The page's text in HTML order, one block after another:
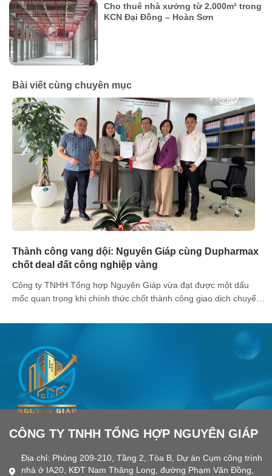
Cho thuê nhà xưởng từ 2.000m² trong
KCN Đại Đồng – Hoàn Sơn
Bài viết cùng chuyên mục
Thành công vang dội: Nguyên Giáp cùng Dupharmax
chốt deal đất công nghiệp vàng
Công ty TNHH Tổng hợp Nguyên Giáp vừa đạt được một dấu
mốc quan trọng khi chính thức chốt thành công giao dịch chuyển
TNHH Dược phẩm Dupharmax. Với thương vụ này, Dupharmax
CÔNG TY TNHH TỔNG HỢP NGUYÊN GIÁP
Địa chỉ: Phòng 209-210, Tầng 2, Tòa B, Dự án Cụm công trình
nhà ở IA20, KĐT Nam Thăng Long, đường Phạm Văn Đồng,